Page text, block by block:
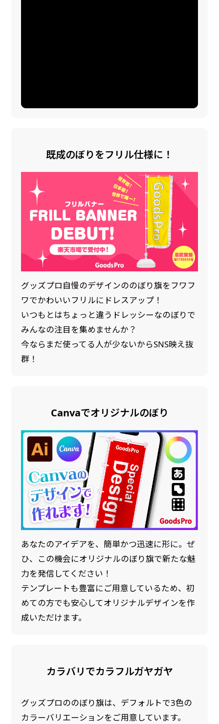
既成のぼりをフリル仕様に！
グッズプロ自慢のデザインののぼり旗をフワフ
ワでかわいいフリルにドレスアップ！
いつもとはちょっと違うドレッシーなのぼりで
みんなの注目を集めませんか？
今ならまだ使ってる人が少ないからSNS映え抜
群！
Canvaでオリジナルのぼり
あなたのアイデアを、簡単かつ迅速に形に。ぜ
ひ、この機会にオリジナルのぼり旗で新たな魅
力を発信してください！
テンプレートも豊富にご用意しているため、初
めての方でも安心してオリジナルデザインを作
成いただけます。
カラバリでカラフルガヤガヤ
グッズプロののぼり旗は、デフォルトで3色の
カラーバリエーションをご用意しています。